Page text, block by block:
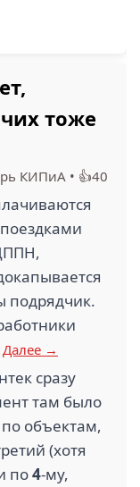
тоже
КИПиА • 👍40
подрядчик.
Далее →
сразу
там было
объектам,
(хотя
по4-му,